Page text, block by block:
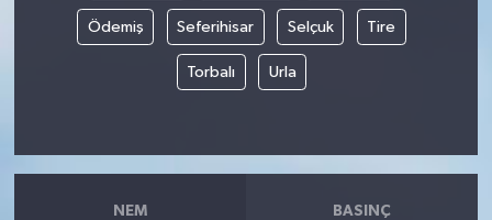
Ödemiş Seferihisar Selçuk Tire
Torbalı Urla
NEM BASINÇ